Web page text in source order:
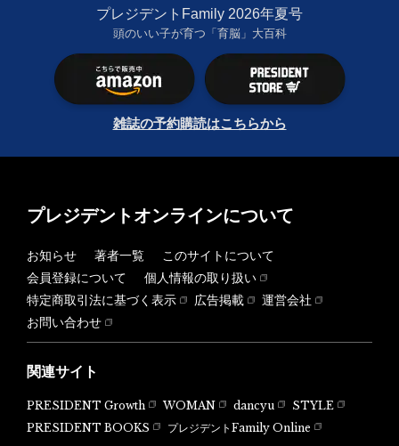
プレジデントFamily 2026年夏号
頭のいい子が育つ「育脳」大百科
雑誌の予約購読はこちらから
プレジデントオンラインについて
お知らせ 著者一覧
このサイトについて
会員登録について
個人情報の取り扱い
特定商取引法に基づく表示
広告掲載
運営会社
お問い合わせ
関連サイト
PRESIDENT Growth WOMAN dancyu
STYLE
PRESIDENT BOOKS
プレジデントFamily Online